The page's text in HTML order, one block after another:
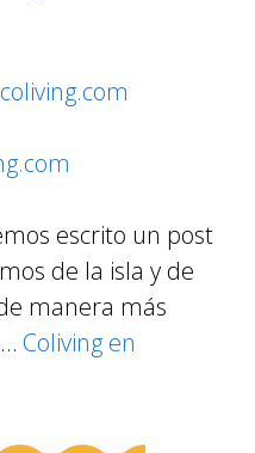
escrito un post
de la isla y de
manera más
Coliving en